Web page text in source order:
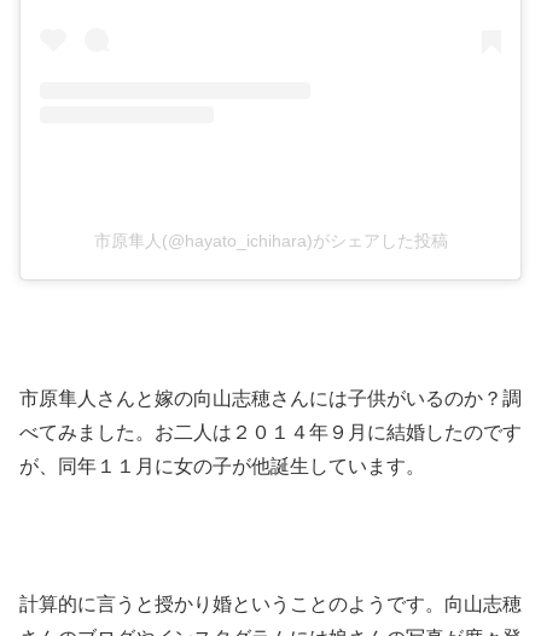
市原隼人(@hayato_ichihara)がシェアした投稿
市原隼人さんと嫁の向山志穂さんには子供がいるのか？調
べてみました。お二人は２０１４年９月に結婚したのです
が、同年１１月に女の子が他誕生しています。
計算的に言うと授かり婚ということのようです。向山志穂